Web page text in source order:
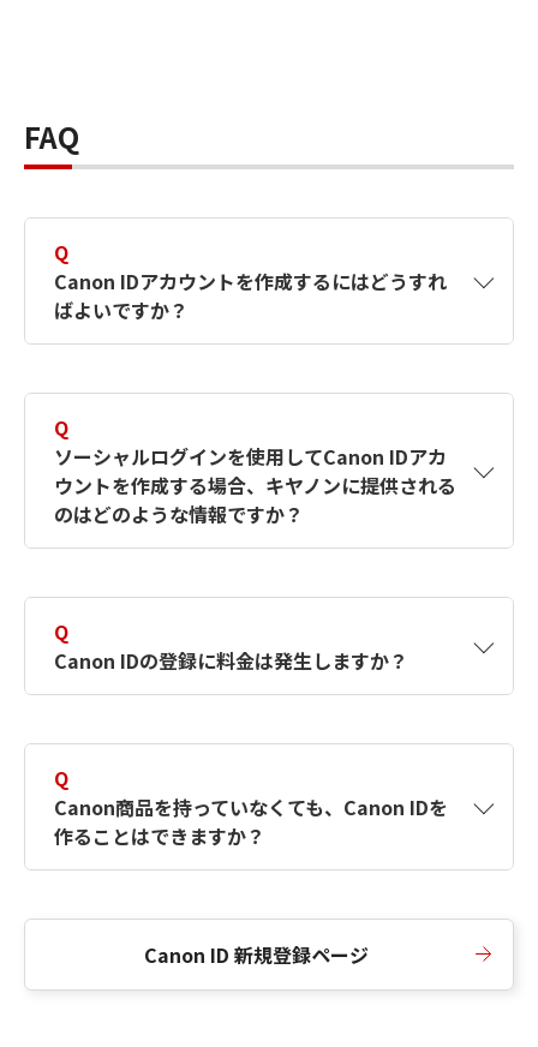
FAQ
Q
Canon IDアカウントを作成するにはどうすれ
ばよいですか？
す。詳しい作成方法は【カメラ】Canon IDとは
何ですか？Canon IDの作成方法は？をご確認く
ださい。
Q
ソーシャルログインを使用してCanon IDアカ
ウントを作成する場合、キヤノンに提供される
のはどのような情報ですか？
択したサービスから取得します。アカウントを
簡単に作成できるように、この情報を使用して
Canon IDの登録フォームを入力します。
Q
Canon IDの登録に料金は発生しますか？
Q
Canon商品を持っていなくても、Canon IDを
作ることはできますか？
Canon ID 新規登録ページ